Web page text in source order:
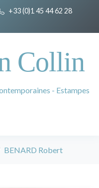
+33 (0)1 45 44 62 28
Collin
- Estampes
BENARD Robert